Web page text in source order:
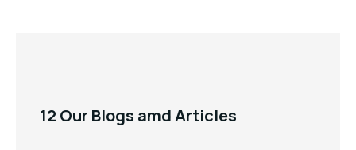
12 Our Blogs amd Articles